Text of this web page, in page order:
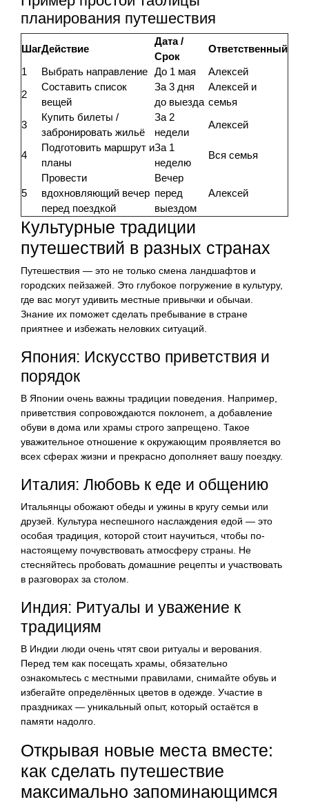
планирования путешествия
ШагДействие
Дата /
Срок
Ответственный
1
Выбрать направление До 1 мая
Алексей
2
Составить список
вещей
За 3 дня
до выезда
Алексей и
семья
3
Купить билеты /
забронировать жильё
За 2
недели
Алексей
4
Подготовить маршрут и
планы
За 1
неделю
Вся семья
5
Провести
вдохновляющий вечер
перед поездкой
Вечер
перед
выездом
Алексей
Культурные традиции
путешествий в разных странах
Путешествия — это не только смена ландшафтов и
городских пейзажей. Это глубокое погружение в культуру,
где вас могут удивить местные привычки и обычаи.
Знание их поможет сделать пребывание в стране
приятнее и избежать неловких ситуаций.
Япония: Искусство приветствия и
порядок
В Японии очень важны традиции поведения. Например,
приветствия сопровождаются поклонem, а добавление
обуви в дома или храмы строго запрещено. Такое
уважительное отношение к окружающим проявляется во
всех сферах жизни и прекрасно дополняет вашу поездку.
Италия: Любовь к еде и общению
Итальянцы обожают обеды и ужины в кругу семьи или
друзей. Культура неспешного наслаждения едой — это
особая традиция, которой стоит научиться, чтобы по-
настоящему почувствовать атмосферу страны. Не
стесняйтесь пробовать домашние рецепты и участвовать
в разговорах за столом.
Индия: Ритуалы и уважение к
традициям
В Индии люди очень чтят свои ритуалы и верования.
Перед тем как посещать храмы, обязательно
ознакомьтесь с местными правилами, снимайте обувь и
избегайте определённых цветов в одежде. Участие в
праздниках — уникальный опыт, который остаётся в
памяти надолго.
Открывая новые места вместе:
как сделать путешествие
максимально запоминающимся